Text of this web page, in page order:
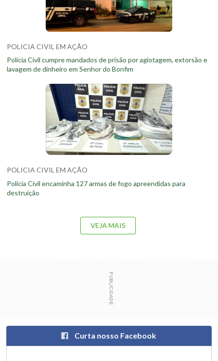
POLICIA CIVIL EM AÇÃO
Polícia Civil cumpre mandados de prisão por agiotagem, extorsão e
lavagem de dinheiro em Senhor do Bonfim
POLICIA CIVIL EM AÇÃO
Polícia Civil encaminha 127 armas de fogo apreendidas para
destruição
VEJA MAIS
Curta nosso Facebook